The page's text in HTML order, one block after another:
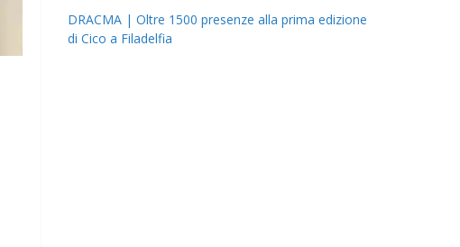
DRACMA | Oltre 1500 presenze alla prima edizione
di Cico a Filadelfia